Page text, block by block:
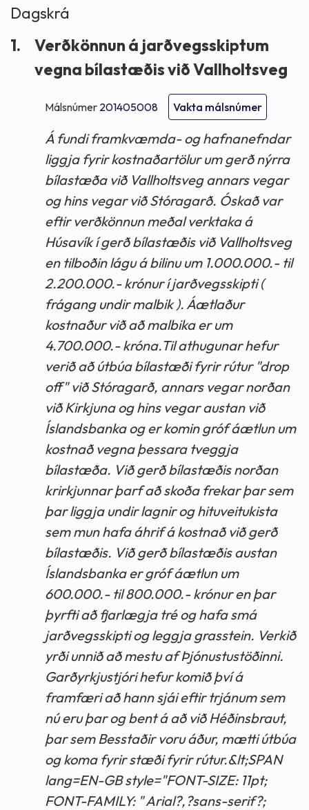
Dagskrá
1.
Verðkönnun á jarðvegsskiptum
vegna bílastæðis við Vallholtsveg
Málsnúmer 201405008 Vakta málsnúmer
Á fundi framkvæmda- og hafnanefndar
liggja fyrir kostnaðartölur um gerð nýrra
bílastæða við Vallholtsveg annars vegar
og hins vegar við Stóragarð. Óskað var
eftir verðkönnun meðal verktaka á
Húsavík í gerð bílastæðis við Vallholtsveg
en tilboðin lágu á bilinu um 1.000.000.- til
2.200.000.- krónur í jarðvegsskipti (
frágang undir malbik ). Áætlaður
kostnaður við að malbika er um
4.700.000.- króna.Til athugunar hefur
verið að útbúa bílastæði fyrir rútur "drop
off" við Stóragarð, annars vegar norðan
við Kirkjuna og hins vegar austan við
Íslandsbanka og er komin gróf áætlun um
kostnað vegna þessara tveggja
bílastæða. Við gerð bílastæðis norðan
krirkjunnar þarf að skoða frekar þar sem
þar liggja undir lagnir og hituveitukista
sem mun hafa áhrif á kostnað við gerð
bílastæðis. Við gerð bílastæðis austan
Íslandsbanka er gróf áætlun um
600.000.- til 800.000.- krónur en þar
þyrfti að fjarlægja tré og hafa smá
jarðvegsskipti og leggja grasstein. Verkið
yrði unnið að mestu af Þjónustustöðinni.
Garðyrkjustjóri hefur komið því á
framfæri að hann sjái eftir trjánum sem
nú eru þar og bent á að við Héðinsbraut,
þar sem Besstaðir voru áður, mætti útbúa
og koma fyrir stæði fyrir rútur.&lt;SPAN
lang=EN-GB style="FONT-SIZE: 11pt;
FONT-FAMILY: " Arial?,?sans-serif?;